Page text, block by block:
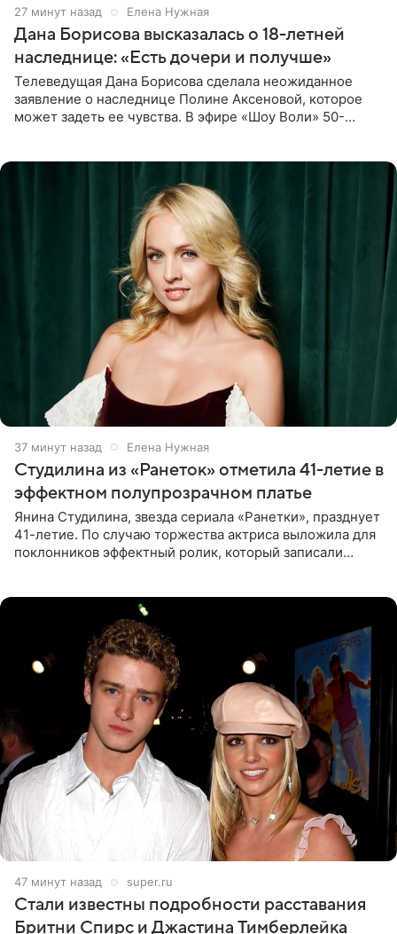
27 минут назад Елена Нужная
Дана Борисова высказалась о 18-летней
наследнице: «Есть дочери и получше»
Телеведущая Дана Борисова сделала неожиданное
заявление о наследнице Полине Аксеновой, которое
может задеть ее чувства. В эфире «Шоу Воли» 50-
37 минут назад Елена Нужная
Студилина из «Ранеток» отметила 41-летие в
эффектном полупрозрачном платье
Янина Студилина, звезда сериала «Ранетки», празднует
41-летие. По случаю торжества актриса выложила для
поклонников эффектный ролик, который записали
47 минут назад super.ru
Стали известны подробности расставания
Бритни Спирс и Джастина Тимберлейка